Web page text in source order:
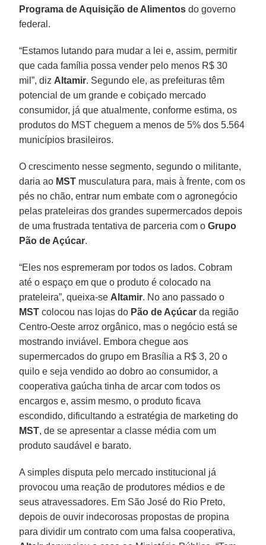
Programa de Aquisição de Alimentos do governo
federal.
“Estamos lutando para mudar a lei e, assim, permitir
que cada família possa vender pelo menos R$ 30
mil”, diz Altamir. Segundo ele, as prefeituras têm
potencial de um grande e cobiçado mercado
consumidor, já que atualmente, conforme estima, os
produtos do MST cheguem a menos de 5% dos 5.564
municípios brasileiros.
O crescimento nesse segmento, segundo o militante,
daria ao MST musculatura para, mais à frente, com os
pés no chão, entrar num embate com o agronegócio
pelas prateleiras dos grandes supermercados depois
de uma frustrada tentativa de parceria com oGrupo
Pão de Açúcar.
“Eles nos espremeram por todos os lados. Cobram
até o espaço em que o produto é colocado na
prateleira”, queixa-se Altamir. No ano passado o
MST colocou nas lojas do Pão de Açúcar da região
Centro-Oeste arroz orgânico, mas o negócio está se
mostrando inviável. Embora chegue aos
supermercados do grupo em Brasília a R$ 3, 20 o
quilo e seja vendido ao dobro ao consumidor, a
cooperativa gaúcha tinha de arcar com todos os
encargos e, assim mesmo, o produto ficava
escondido, dificultando a estratégia de marketing do
MST, de se apresentar a classe média com um
produto saudável e barato.
A simples disputa pelo mercado institucional já
provocou uma reação de produtores médios e de
seus atravessadores. Em São José do Rio Preto,
depois de ouvir indecorosas propostas de propina
para dividir um contrato com uma falsa cooperativa,